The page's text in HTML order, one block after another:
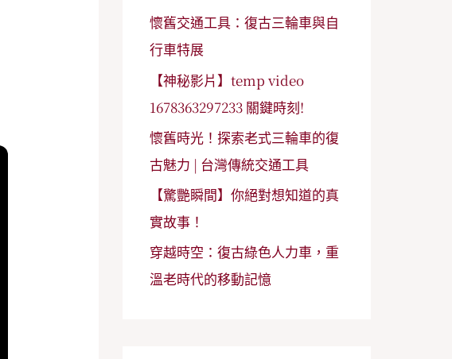
懷舊交通工具：復古三輪車與自
行車特展
【神秘影片】temp video
1678363297233 關鍵時刻!
懷舊時光！探索老式三輪車的復
古魅力 | 台灣傳統交通工具
【驚艷瞬間】你絕對想知道的真
實故事！
穿越時空：復古綠色人力車，重
溫老時代的移動記憶